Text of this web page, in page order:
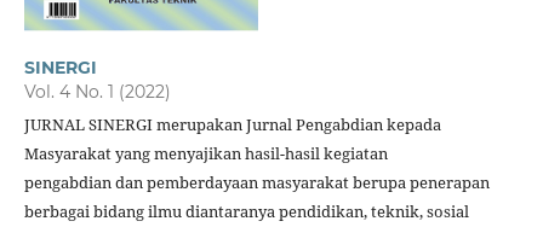
SINERGI
Vol. 4 No. 1 (2022)
JURNAL SINERGI merupakan Jurnal Pengabdian kepada
Masyarakat yang menyajikan hasil-hasil kegiatan
pengabdian dan pemberdayaan masyarakat berupa penerapan
berbagai bidang ilmu diantaranya pendidikan, teknik, sosial